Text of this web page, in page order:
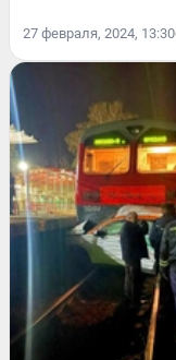
27 февраля, 2024, 13:30